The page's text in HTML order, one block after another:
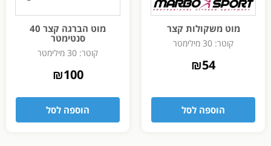
מוט משקולות קצר
קוטר: 30 מילימטר
₪54
הוספה לסל
מוט הברגה קצר 40
סנטימטר
קוטר: 30 מילימטר
₪100
הוספה לסל